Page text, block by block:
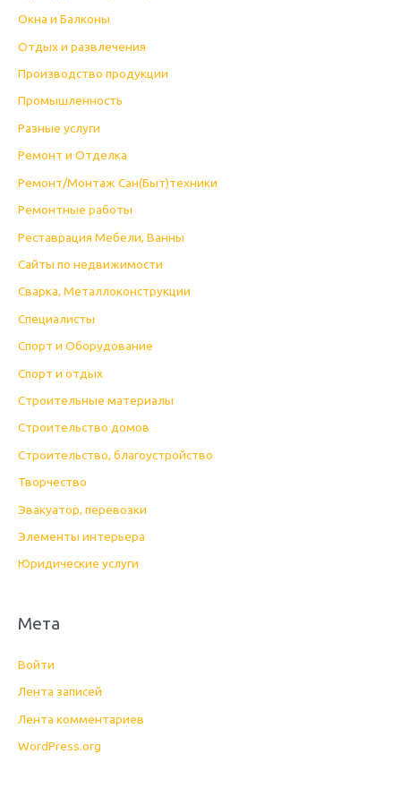
Окна и Балконы
Отдых и развлечения
Производство продукции
Промышленность
Разные услуги
Ремонт и Отделка
Ремонт/Монтаж Сан(Быт)техники
Ремонтные работы
Реставрация Мебели, Ванны
Сайты по недвижимости
Сварка, Металлоконструкции
Специалисты
Спорт и Оборудование
Спорт и отдых
Строительные материалы
Строительство домов
Строительство, благоустройство
Творчество
Эвакуатор, перевозки
Элементы интерьера
Юридические услуги
Мета
Войти
Лента записей
Лента комментариев
WordPress.org